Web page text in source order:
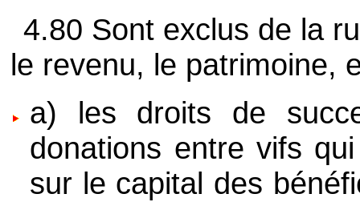
4.80 Sont exclus de la
le revenu, le patrimoine,
a) les droits de
donations entre vifs
sur le capital des